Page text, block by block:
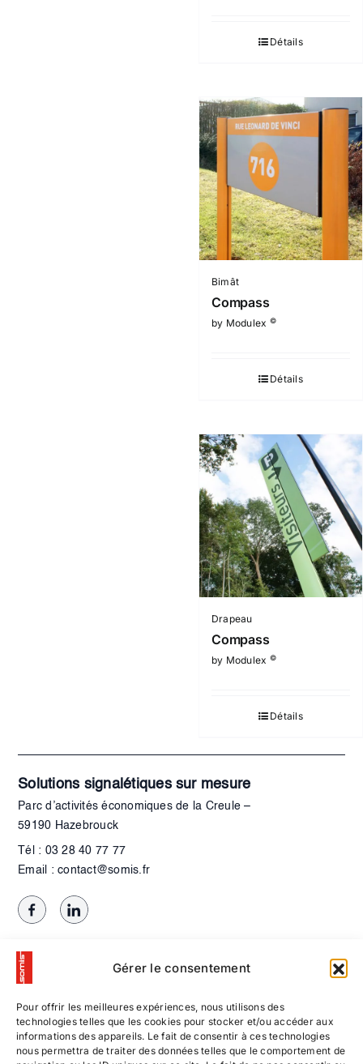
Gérer le consentement
Pour offrir les meilleures expériences, nous utilisons des
technologies telles que les cookies pour stocker et/ou accéder aux
informations des appareils. Le fait de consentir à ces technologies
nous permettra de traiter des données telles que le comportement de
Détails
Bimât
Compass
by Modulex ©
Détails
Drapeau
Compass
by Modulex ©
Détails
Solutions signalétiques sur mesure
Parc d’activités économiques de la Creule –
59190 Hazebrouck
Tél : 03 28 40 77 77
Email : contact@somis.fr